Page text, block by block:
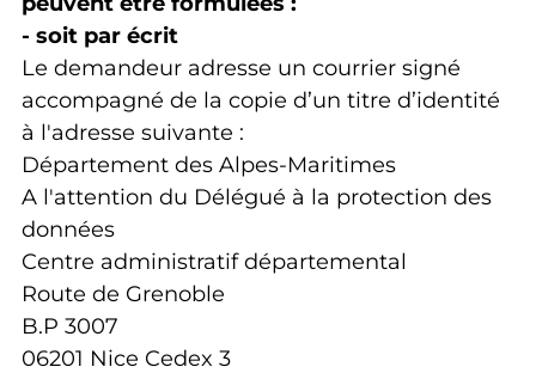
- soit par écrit
Le demandeur adresse un courrier signé
accompagné de la copie d’un titre d’identité
à l'adresse suivante :
Département des Alpes-Maritimes
A l'attention du Délégué à la protection des
données
Centre administratif départemental
Route de Grenoble
B.P 3007
06201 Nice Cedex 3